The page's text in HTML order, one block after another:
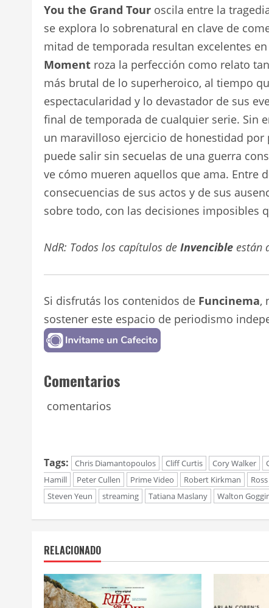
You the Grand Tour oscila entre la
se explora lo sobrenatural en clave de
mitad de temporada resultan excelentes
Moment roza la perfección como relato
más brutal de lo superheroico, al tiempo
espectacularidad y lo devastador de sus
final de temporada de cualquier serie. Sin
un maravilloso ejercicio de honestidad por
puede salir sin secuelas de una guerra
ve cómo mueren aquellos que ama. Entre
consecuencias de sus actos y de sus
sobre todo, con las decisiones imposibles
NdR: Todos los capítulos de Invencible están
Si disfrutás los contenidos de Funcinema,
sostener este espacio de periodismo
Comentarios
comentarios
Tags: Chris Diamantopoulos Cliff Curtis Cory Walker
Hamill
Peter Cullen Prime Video Robert Kirkman
Steven Yeun
streaming Tatiana Maslany Walton
RELACIONADO